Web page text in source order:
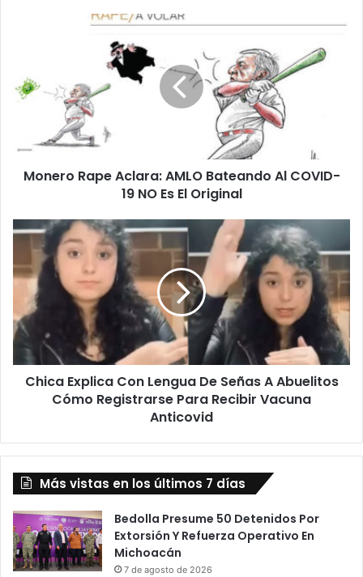
Bateando
Monero Rape Aclara: AMLO Bateando Al COVID-
19 NO Es El Original
Chica
Explica
Lengua
Señas
A
Abuelitos
Cómo
Registrarse
Anticovid
Chica Explica Con Lengua De Señas A Abuelitos
Cómo Registrarse Para Recibir Vacuna
Anticovid
Más vistas en los últimos 7 días
Bedolla Presume 50 Detenidos Por
Extorsión Y Refuerza Operativo En
Michoacán
7 de agosto de 2026